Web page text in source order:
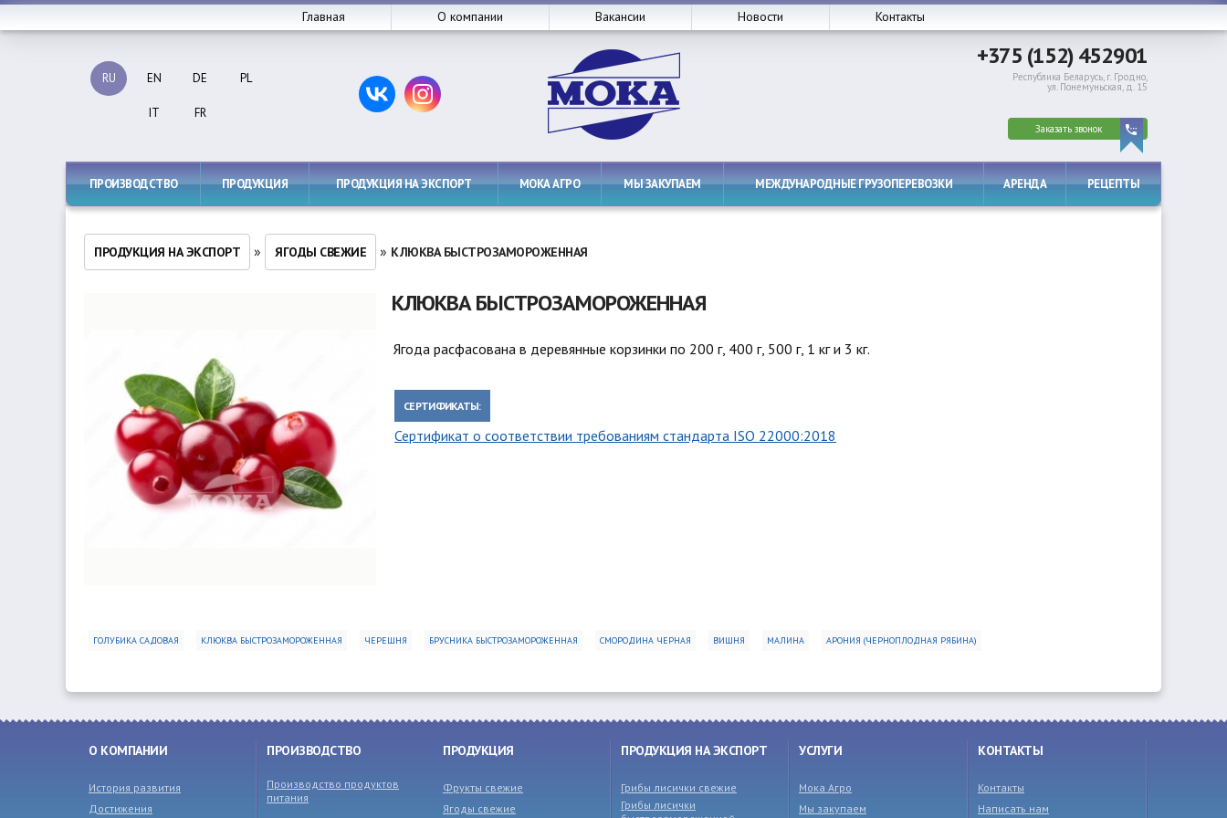
Главная О компании Вакансии Новости Контакты
RU EN DE PL
IT FR
+375 (152) 452901
Республика Беларусь, г. Гродно,
ул. Понемуньская, д. 15
Заказать звонок
ПРОИЗВОДСТВО ПРОДУКЦИЯ ПРОДУКЦИЯ НА ЭКСПОРТ МОКА АГРО МЫ ЗАКУПАЕМ МЕЖДУНАРОДНЫЕ ГРУЗОПЕРЕВОЗКИ АРЕНДА РЕЦЕПТЫ
ПРОДУКЦИЯ НА ЭКСПОРТ » ЯГОДЫ СВЕЖИЕ » КЛЮКВА БЫСТРОЗАМОРОЖЕННАЯ
КЛЮКВА БЫСТРОЗАМОРОЖЕННАЯ
Ягода расфасована в деревянные корзинки по 200 г, 400 г, 500 г, 1 кг и 3 кг.
СЕРТИФИКАТЫ:
Сертификат о соответствии требованиям стандарта ISO 22000:2018
ГОЛУБИКА САДОВАЯ КЛЮКВА БЫСТРОЗАМОРОЖЕННАЯ ЧЕРЕШНЯ БРУСНИКА БЫСТРОЗАМОРОЖЕННАЯ СМОРОДИНА ЧЕРНАЯ ВИШНЯ МАЛИНА АРОНИЯ (ЧЕРНОПЛОДНАЯ РЯБИНА)
О КОМПАНИИ
История развития
Достижения
ПРОИЗВОДСТВО
Производство продуктов
питания
ПРОДУКЦИЯ
Фрукты свежие
Ягоды свежие
ПРОДУКЦИЯ НА ЭКСПОРТ
Грибы лисички свежие
Грибы лисички
УСЛУГИ
Мока Агро
Мы закупаем
КОНТАКТЫ
Контакты
Написать нам